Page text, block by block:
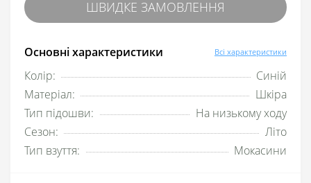
Основні характеристики Всі характеристики
Колір:
Синій
Матеріал:
Шкіра
Тип підошви:
На низькому ходу
Сезон:
Літо
Тип взуття:
Мокасини
ШВИДКЕ ЗАМОВЛЕННЯ